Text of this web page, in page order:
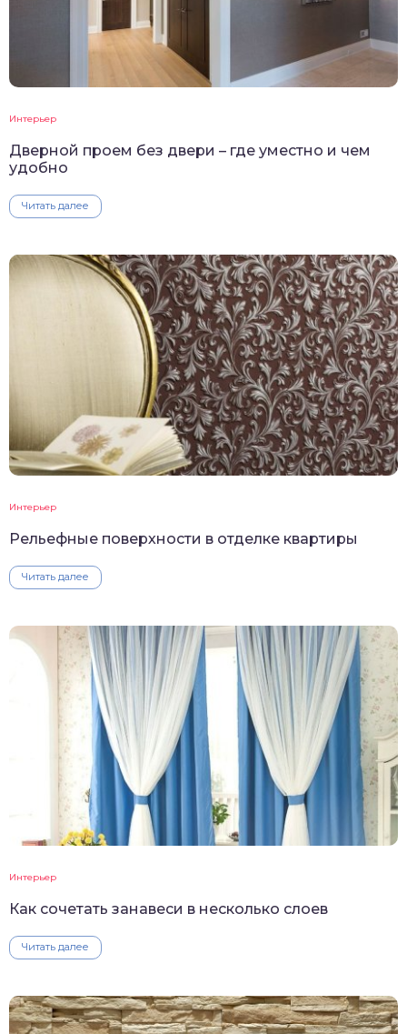
Интерьер
Дверной проем без двери – где уместно и чем
удобно
Читать далее
Интерьер
Рельефные поверхности в отделке квартиры
Читать далее
Интерьер
Как сочетать занавеси в несколько слоев
Читать далее